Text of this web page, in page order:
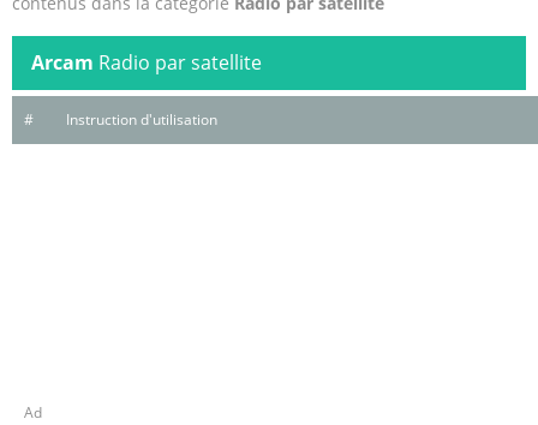
Arcam Radio par satellite
# Instruction d'utilisation
Ad